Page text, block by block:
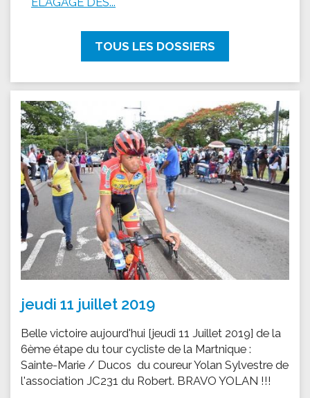
TOUS LES DOSSIERS
jeudi 11 juillet 2019
Belle victoire aujourd'hui [jeudi 11 Juillet 2019] de la
6ème étape du tour cycliste de la Martnique :
Sainte-Marie / Ducos du coureur Yolan Sylvestre de
l'association JC231 du Robert. BRAVO YOLAN !!!